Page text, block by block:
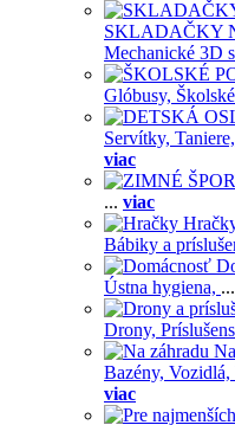
SKLADAČKY
Mechanické 3D
Glóbusy,
Servítky, Taniere,
viac
... viac
Bábiky a
Ústna hygiena, ...
Drony,
Bazény, Vozidlá,
viac